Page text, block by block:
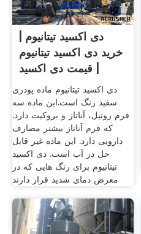
دی اکسید تیتانیوم |
خرید دی اکسید تیتانیوم
| قیمت دی اکسید
دی اکسید تیتانیوم ماده پودری
سفید رنگ است.این ماده سه
فرم روتیل، آناتاز و بروکیت دارد.
که فرم آناتاز بیشتر مصارف
دارویی دارد. این ماده غیر قابل
حل در آب است. دی اکسید
تیتانیوم برای رنگ هایی که در
معرض دمای شدید قرار دارند